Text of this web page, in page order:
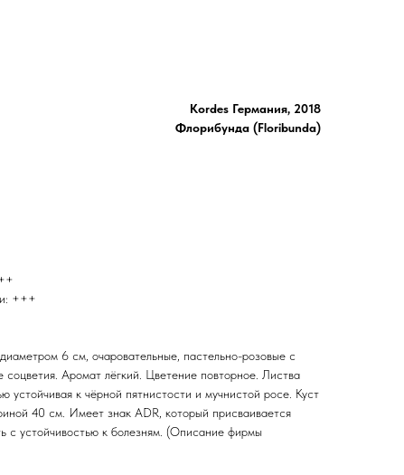
Kordes Германия, 2018
Флорибунда (Floribunda)
+++
6 см, очаровательные, пастельно-розовые с
Аромат лёгкий. Цветение повторное. Листва
устойчивая к чёрной пятнистости и мучнистой росе. Куст
40 см. Имеет знак ADR, который присваивается
с устойчивостью к болезням. (Описание фирмы